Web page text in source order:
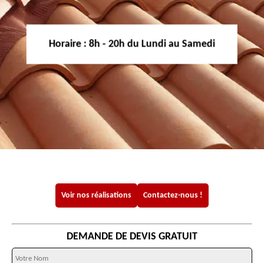
Horaire : 8h - 20h du Lundi au Samedi
Voir nos réalisations Contactez-nous !
DEMANDE DE DEVIS GRATUIT